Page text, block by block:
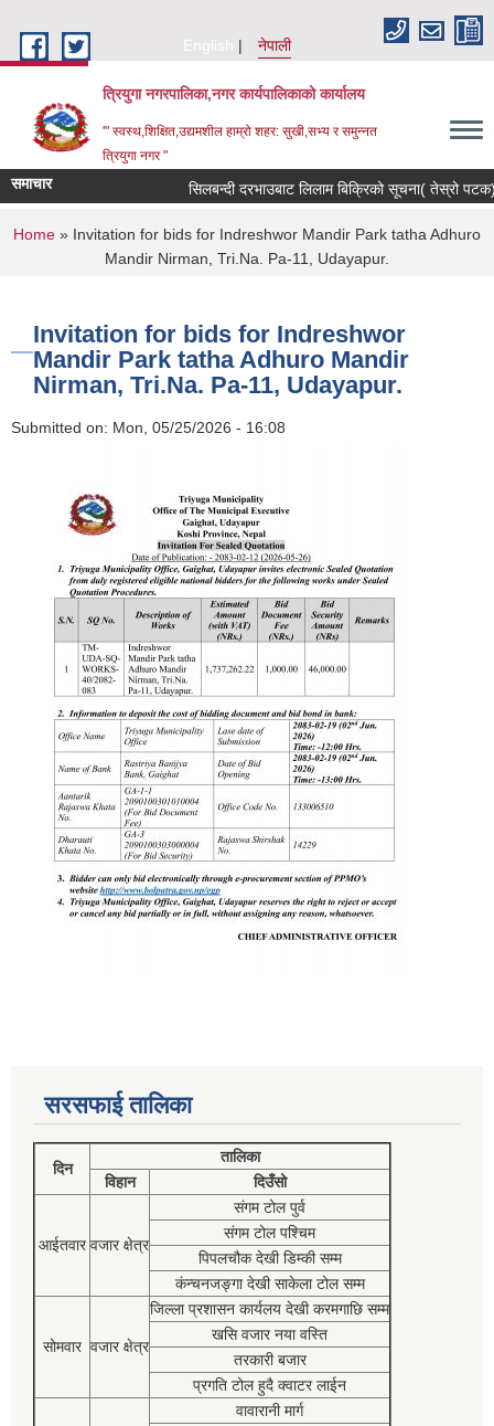
English
नेपाली
त्रियुगा नगरपालिका,नगर कार्यपालिकाको कार्यालय
'" स्वस्थ,शिक्षित,उद्यमशील हाम्रो शहर: सुखी,सभ्य र समुन्नत
त्रियुगा नगर "
समाचार सिलबन्दी दरभाउबाट लिलाम बिक्रिको सूचना( तेस्रो पटक) ।
You are here
Home » Invitation for bids for Indreshwor Mandir Park tatha Adhuro
Mandir Nirman, Tri.Na. Pa-11, Udayapur.
Invitation for bids for Indreshwor
Mandir Park tatha Adhuro Mandir
Nirman, Tri.Na. Pa-11, Udayapur.
Submitted on: Mon, 05/25/2026 - 16:08
सरसफाई तालिका
दिन
तालिका
विहान
दिउँसो
आईतवार वजार क्षेत्र
संगम टोल पुर्व
संगम टोल पश्चिम
पिपलचौक देखी डिम्की सम्म
कंन्चनजङ्गा देखी साकेला टोल सम्म
सोमवार वजार क्षेत्र
जिल्ला प्रशासन कार्यलय देखी करमगाछि सम्म
खसि वजार नया वस्ति
तरकारी बजार
प्रगति टोल हुदै क्वाटर लाईन
वावारानी मार्ग